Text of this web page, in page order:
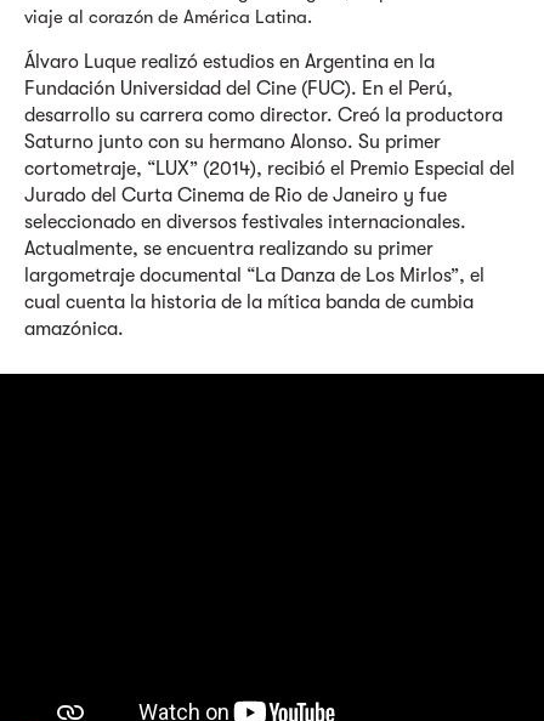
viaje al corazón de América Latina.
Álvaro Luque realizó estudios en Argentina en la
Fundación Universidad del Cine (FUC). En el Perú,
desarrollo su carrera como director. Creó la productora
Saturno junto con su hermano Alonso. Su primer
cortometraje, “LUX” (2014), recibió el Premio Especial del
Jurado del Curta Cinema de Rio de Janeiro y fue
seleccionado en diversos festivales internacionales.
Actualmente, se encuentra realizando su primer
largometraje documental “La Danza de Los Mirlos”, el
cual cuenta la historia de la mítica banda de cumbia
amazónica.